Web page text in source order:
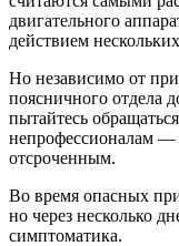
двигательного
действием
Но независимо от
поясничного отдела
пытайтесь
непрофессионалам —
отсроченным.
Во время опасных
но через несколько
симптоматика.